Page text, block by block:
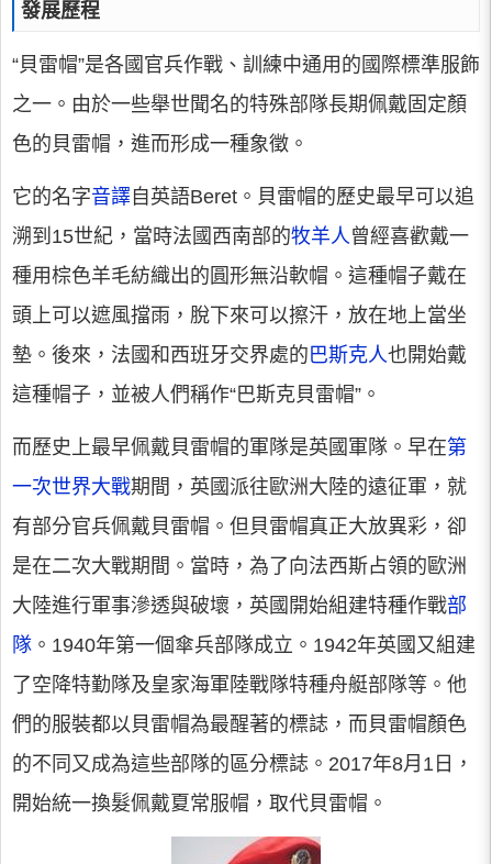
發展歷程
“貝雷帽”是各國官兵作戰、訓練中通用的國際標準服飾
之一。由於一些舉世聞名的特殊部隊長期佩戴固定顏
色的貝雷帽，進而形成一種象徵。
它的名字音譯 自英語Beret。貝雷帽的歷史最早可以追
溯到15世紀，當時法國西南部的牧羊人曾經喜歡戴一
種用棕色羊毛紡織出的圓形無沿軟帽。這種帽子戴在
頭上可以遮風擋雨，脫下來可以擦汗，放在地上當坐
墊。後來，法國和西班牙交界處的巴斯克人也開始戴
這種帽子，並被人們稱作“巴斯克貝雷帽”。
而歷史上最早佩戴貝雷帽的軍隊是英國軍隊。早在第
一次世界大戰期間，英國派往歐洲大陸的遠征軍，就
有部分官兵佩戴貝雷帽。但貝雷帽真正大放異彩，卻
是在二次大戰期間。當時，為了向法西斯占領的歐洲
大陸進行軍事滲透與破壞，英國開始組建特種作戰部
隊 。1940年第一個傘兵部隊成立。1942年英國又組建
了空降特勤隊及皇家海軍陸戰隊特種舟艇部隊等。他
們的服裝都以貝雷帽為最醒著的標誌，而貝雷帽顏色
的不同又成為這些部隊的區分標誌。2017年8月1日，
開始統一換髮佩戴夏常服帽，取代貝雷帽。